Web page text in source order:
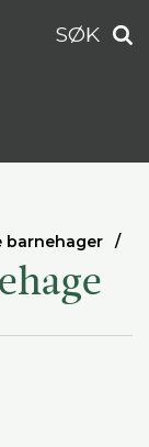
SØK
barnehager